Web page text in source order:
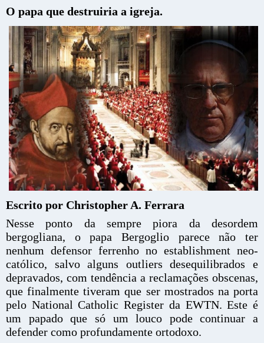
O papa que destruiria a igreja.
Escrito por Christopher A. Ferrara
Nesse ponto da sempre piora da desordem
bergogliana, o papa Bergoglio parece não ter
nenhum defensor ferrenho no establishment neo-
católico, salvo alguns outliers desequilibrados e
depravados, com tendência a reclamações obscenas,
que finalmente tiveram que ser mostrados na porta
pelo National Catholic Register da EWTN. Este é
um papado que só um louco pode continuar a
defender como profundamente ortodoxo.